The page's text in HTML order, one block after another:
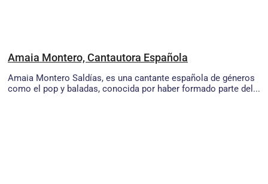
Amaia Montero, Cantautora Española
Amaia Montero Saldías, es una cantante española de géneros
como el pop y baladas, conocida por haber formado parte del...